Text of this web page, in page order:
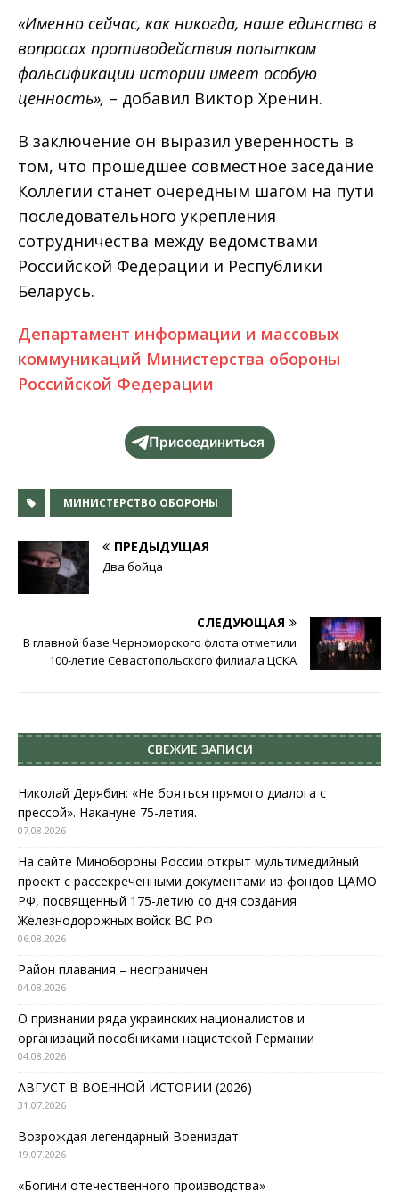
«Именно сейчас, как никогда, наше единство в
вопросах противодействия попыткам
фальсификации истории имеет особую
ценность», – добавил Виктор Хренин.
В заключение он выразил уверенность в
том, что прошедшее совместное заседание
Коллегии станет очередным шагом на пути
последовательного укрепления
сотрудничества между ведомствами
Российской Федерации и Республики
Беларусь.
Департамент информации и массовых
коммуникаций Министерства обороны
Российской Федерации
Присоединиться
МИНИСТЕРСТВО ОБОРОНЫ
ПРЕДЫДУЩАЯ
Два бойца
СЛЕДУЮЩАЯ
В главной базе Черноморского флота отметили
100-летие Севастопольского филиала ЦСКА
СВЕЖИЕ ЗАПИСИ
Николай Дерябин: «Не бояться прямого диалога с
прессой». Накануне 75-летия.
07.08.2026
На сайте Минобороны России открыт мультимедийный
проект с рассекреченными документами из фондов ЦАМО
РФ, посвященный 175-летию со дня создания
Железнодорожных войск ВС РФ
06.08.2026
Район плавания – неограничен
04.08.2026
О признании ряда украинских националистов и
организаций пособниками нацистской Германии
04.08.2026
АВГУСТ В ВОЕННОЙ ИСТОРИИ (2026)
31.07.2026
Возрождая легендарный Воениздат
19.07.2026
«Богини отечественного производства»